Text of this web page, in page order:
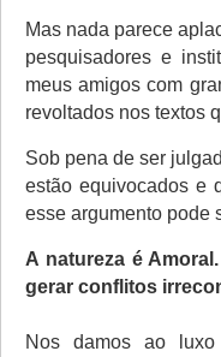
Mas nada parece
pesquisadores e
meus amigos com
revoltados nos textos
Sob pena de ser
estão equivocados e
esse argumento pode
A natureza é
gerar conflitos
Nos damos ao